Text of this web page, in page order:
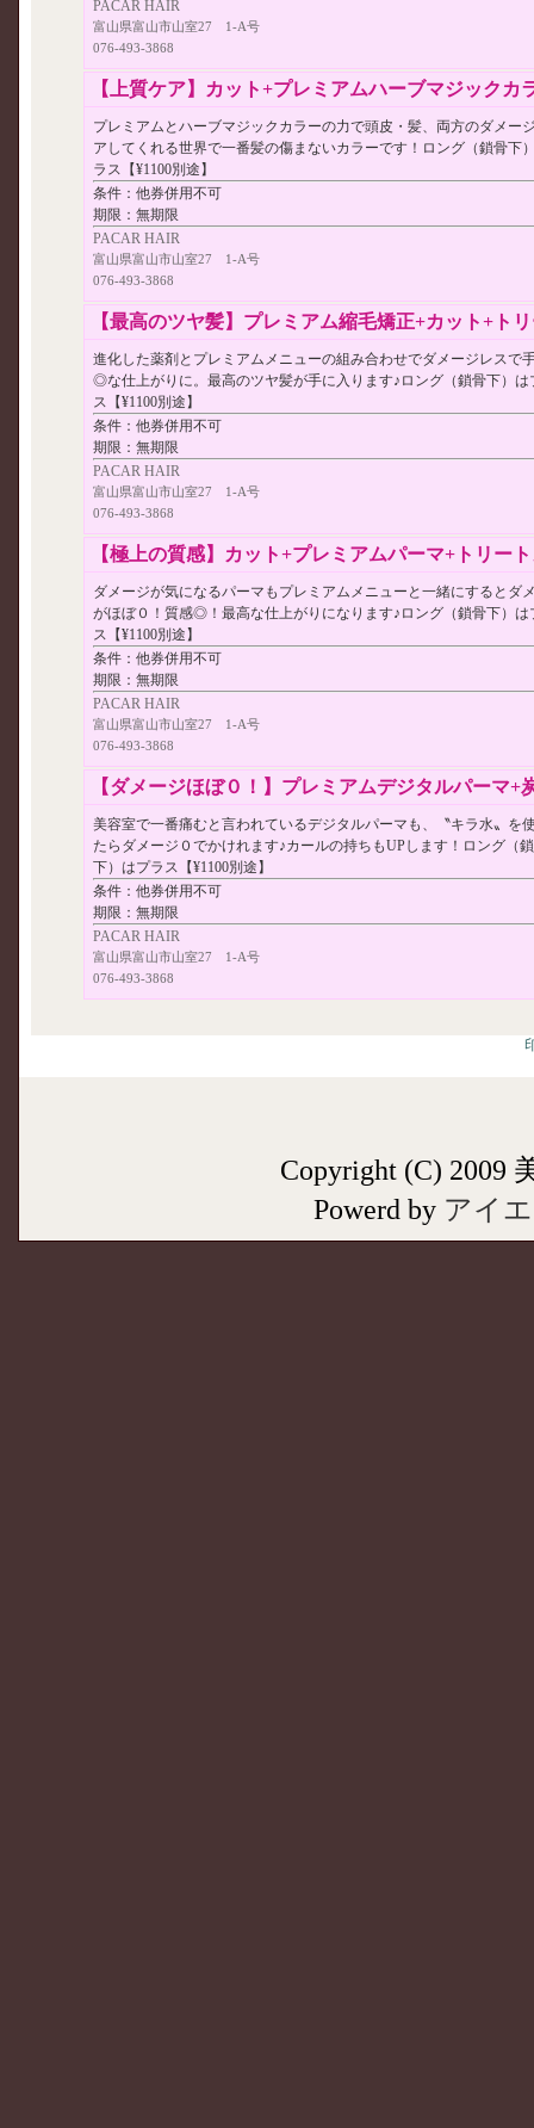
PACAR HAIR
富山県富山市山室27 1-A号
076-493-3868
【上質ケア】カット+プレミアムハーブマジック
プレミアムとハーブマジックカラーの力で頭皮・髪、両方のダメー
アしてくれる世界で一番髪の傷まないカラーです！ロング（鎖骨下
ラス【¥1100別途】
条件： 他券併用不可
期限： 無期限
PACAR HAIR
富山県富山市山室27 1-A号
076-493-3868
【最高のツヤ髪】プレミアム縮毛矯正+カット+ト
進化した薬剤とプレミアムメニューの組み合わせでダメージレスで
◎な仕上がりに。最高のツヤ髪が手に入ります♪ロング（鎖骨下）は
ス【¥1100別途】
条件： 他券併用不可
期限： 無期限
PACAR HAIR
富山県富山市山室27 1-A号
076-493-3868
【極上の質感】カット+プレミアムパーマ+トリー
ダメージが気になるパーマもプレミアムメニューと一緒にするとダ
がほぼ０！質感◎！最高な仕上がりになります♪ロング（鎖骨下）は
ス【¥1100別途】
条件： 他券併用不可
期限： 無期限
PACAR HAIR
富山県富山市山室27 1-A号
076-493-3868
【ダメージほぼ０！】プレミアムデジタルパーマ+
美容室で一番痛むと言われているデジタルパーマも、〝キラ水〟を
たらダメージ０でかけれます♪カールの持ちもUPします！ロング（
下）はプラス【¥1100別途】
条件： 他券併用不可
期限： 無期限
PACAR HAIR
富山県富山市山室27 1-A号
076-493-3868
Copyright (C) 2009
Powerd by アイ